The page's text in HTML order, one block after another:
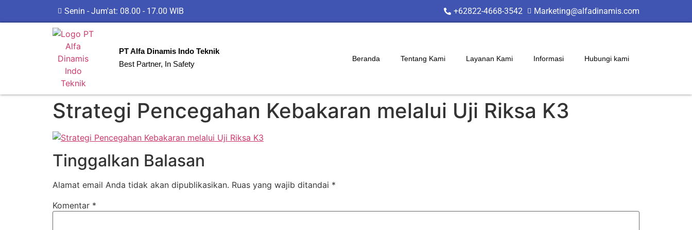
Senin - Jum'at: 08.00 - 17.00 WIB +62822-4668-3542 Marketing@alfadinamis.com
PT Alfa Dinamis Indo Teknik
Best Partner, In Safety
Beranda Tentang Kami Layanan Kami Informasi Hubungi kami
Strategi Pencegahan Kebakaran melalui Uji Riksa K3
Tinggalkan Balasan
Alamat email Anda tidak akan dipublikasikan. Ruas yang wajib ditandai *
Komentar *